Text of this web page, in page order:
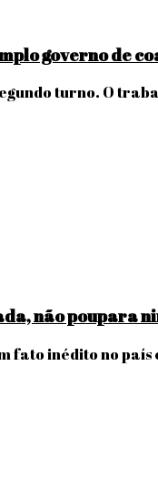
governo de
turno. O
não poupara
fato inédito no país